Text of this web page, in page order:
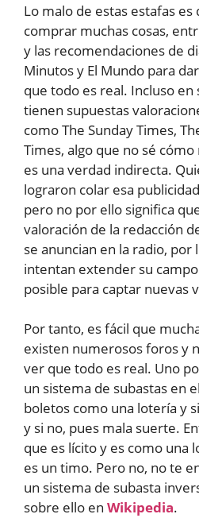
Lo malo de estas estafas
comprar muchas cosas,
y las recomendaciones de
Minutos y El Mundo para
que todo es real. Incluso en
tienen supuestas
como The Sunday Times,
Times, algo que no sé
es una verdad indirecta.
lograron colar esa
pero no por ello significa
valoración de la redacción
se anuncian en la radio, por
intentan extender su
posible para captar nuevas
Por tanto, es fácil que
existen numerosos foros y
ver que todo es real. Uno
un sistema de subastas en
boletos como una lotería y
y si no, pues mala suerte.
que es lícito y es como una
es un timo. Pero no, no te
un sistema de subasta
sobre ello en Wikipedia.